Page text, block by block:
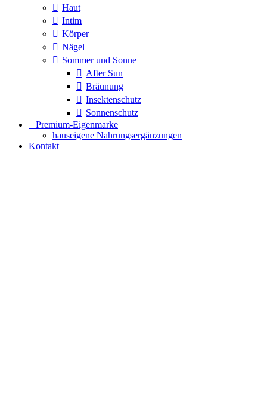
Haut
Intim
Körper
Nägel
Sommer und Sonne
After Sun
Bräunung
Insektenschutz
Sonnenschutz
⠀​Premium-Eigenmarke
hauseigene Nahrungsergänzungen
Kontakt